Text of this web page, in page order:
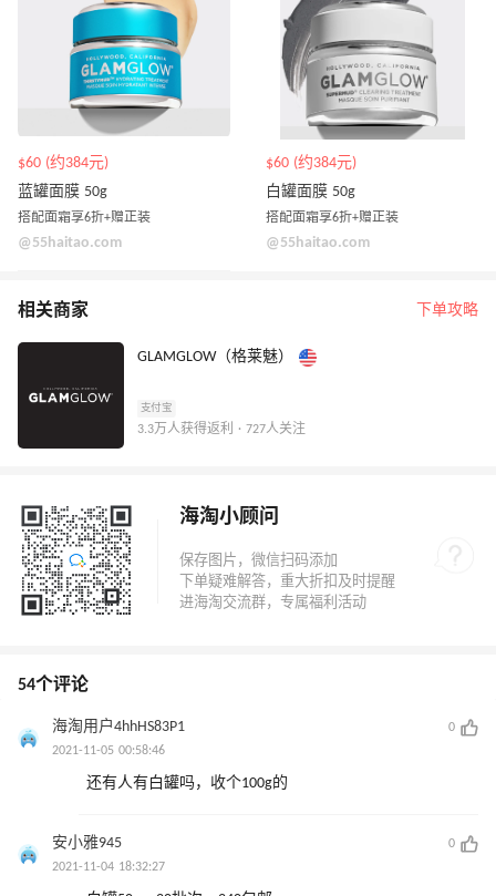
$60 (约384元)
蓝罐面膜 50g
搭配面霜享6折+赠正装
@55haitao.com
$60 (约384元)
白罐面膜 50g
搭配面霜享6折+赠正装
@55haitao.com
相关商家 下单攻略
GLAMGLOW（格莱魅）
支付宝
3.3万人获得返利 · 727人关注
海淘小顾问
54个评论
海淘用户4hhHS83P1
0
2021-11-05 00:58:46
还有人有白罐吗，收个100g的
安小雅945
0
2021-11-04 18:32:27